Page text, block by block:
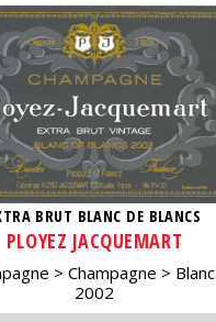
BRUT BLANC DE BLANCS
PLOYEZ JACQUEMART
Champagne
Blanc
2002